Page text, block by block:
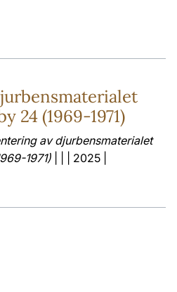
24 (1969-1971)
av djurbensmaterialet
1971) | | | 2025 |